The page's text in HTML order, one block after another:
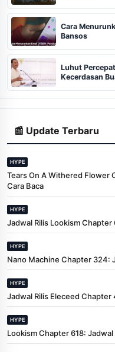
Cara
Bansos
Luhut
Kecerdasan
📰 Update Terbaru
HYPE
Tears On A Withered Flower
Cara Baca
HYPE
Jadwal Rilis Lookism Chapter
HYPE
Nano Machine Chapter 324:
HYPE
Jadwal Rilis Eleceed Chapter
HYPE
Lookism Chapter 618: